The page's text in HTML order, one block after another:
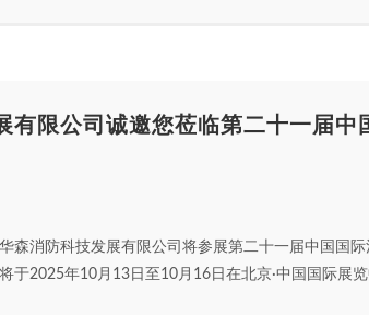
有限公司诚邀您莅临第二十一届中
森消防科技发展有限公司将参展第二十一届中国国
于2025年10月13日至10月16日在北京·中国国际展